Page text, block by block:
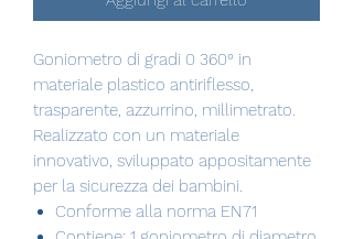
Goniometro di gradi 0 360° in
materiale plastico antiriflesso,
trasparente, azzurrino, millimetrato.
Realizzato con un materiale
innovativo, sviluppato appositamente
per la sicurezza dei bambini.
Conforme alla norma EN71